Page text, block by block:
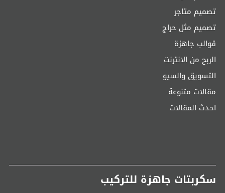
تصميم متاجر
تصميم مثل حراج
قوالب جاهزة
الربح من الانترنت
التسويق والسيو
مقالات متنوعة
احدث المقالات
سكربتات جاهزة للتركيب